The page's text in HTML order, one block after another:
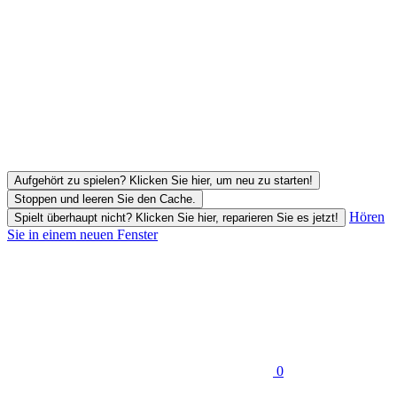
Aufgehört zu spielen? Klicken Sie hier, um neu zu starten!
Stoppen und leeren Sie den Cache.
Spielt überhaupt nicht? Klicken Sie hier, reparieren Sie es jetzt!
Hören
Sie in einem neuen Fenster
0